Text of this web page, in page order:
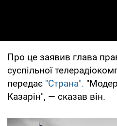
Про це заявив глава
суспільної
передає "Страна".
Казарін", — сказав він.